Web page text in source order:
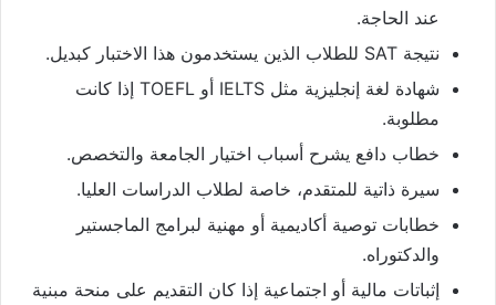
عند الحاجة.
نتيجة SAT للطلاب الذين يستخدمون هذا الاختبار كبديل.
شهادة لغة إنجليزية مثل IELTS أو TOEFL إذا كانت
مطلوبة.
خطاب دافع يشرح أسباب اختيار الجامعة والتخصص.
سيرة ذاتية للمتقدم، خاصة لطلاب الدراسات العليا.
خطابات توصية أكاديمية أو مهنية لبرامج الماجستير
والدكتوراه.
إثباتات مالية أو اجتماعية إذا كان التقديم على منحة مبنية